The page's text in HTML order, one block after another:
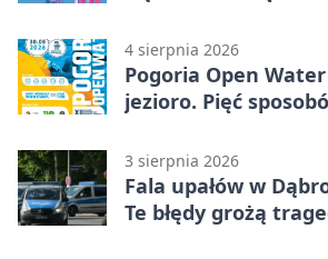
4 sierpnia 2026
Pogoria Open
jezioro. Pięć
3 sierpnia 2026
Fala upałów w
Te błędy grożą